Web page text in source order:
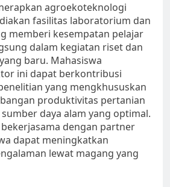
agroekoteknologi
fasilitas laboratorium dan
memberi kesempatan pelajar
dalam kegiatan riset dan
baru. Mahasiswa
ini dapat berkontribusi
yang mengkhususkan
produktivitas pertanian
daya alam yang optimal.
dengan partner
dapat meningkatkan
lewat magang yang